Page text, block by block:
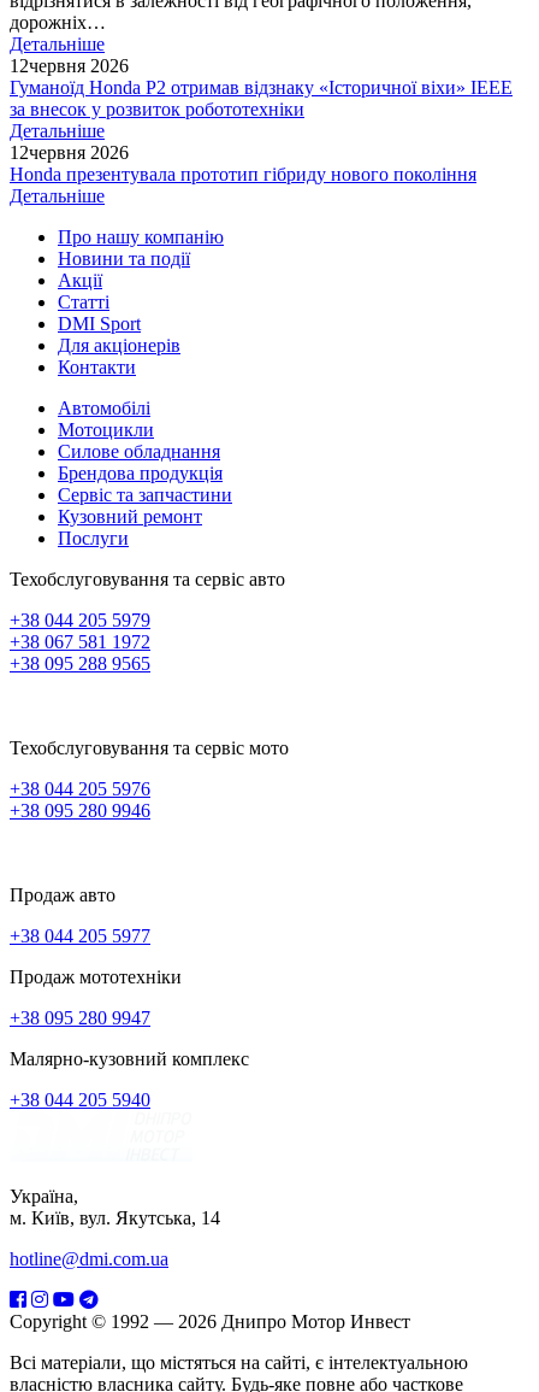
дорожніх…
Детальніше
12червня 2026
Гуманоїд Honda P2 отримав відзнаку «Історичної віхи» IEEE
за внесок у розвиток робототехніки
Детальніше
12червня 2026
Honda презентувала прототип гібриду нового покоління
Детальніше
Про нашу компанію
Новини та події
Акції
Статті
DMI Sport
Для акціонерів
Контакти
Автомобілі
Мотоцикли
Силове обладнання
Брендова продукція
Сервіс та запчастини
Кузовний ремонт
Послуги
Техобслуговування та сервіс авто
+38 044 205 5979
+38 067 581 1972
+38 095 288 9565
Техобслуговування та сервіс мото
+38 044 205 5976
+38 095 280 9946
Продаж авто
+38 044 205 5977
Продаж мототехніки
+38 095 280 9947
Малярно-кузовний комплекс
+38 044 205 5940
Україна,
м. Київ, вул. Якутська, 14
hotline@dmi.com.ua
Copyright © 1992 — 2026 Днипро Мотор Инвест
Всі матеріали, що містяться на сайті, є інтелектуальною
власністю власника сайту. Будь-яке повне або часткове